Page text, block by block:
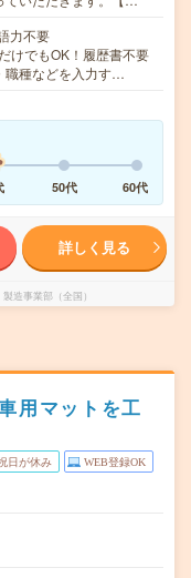
力不要
けでもOK！履歴書不要
職種などを入力す…
50代 60代
詳しく見る
造事業部（全国）
用マットを工
日が休み WEB登録OK